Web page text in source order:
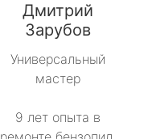
Дмитрий
Зарубов
Универсальный
мастер
9 лет опыта в